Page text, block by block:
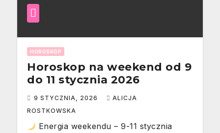
HOROSKOP
Horoskop na weekend od 9
do 11 stycznia 2026
9 STYCZNIA, 2026
ALICJA
ROSTKOWSKA
Energia weekendu – 9-11 stycznia